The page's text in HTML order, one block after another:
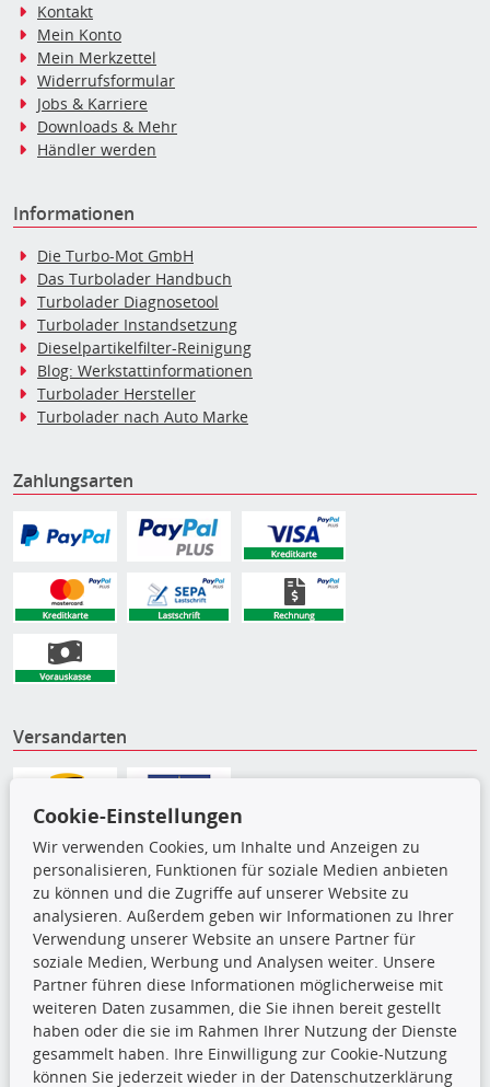
Kontakt
Mein Konto
Mein Merkzettel
Widerrufsformular
Jobs & Karriere
Downloads & Mehr
Händler werden
Informationen
Die Turbo-Mot GmbH
Das Turbolader Handbuch
Turbolader Diagnosetool
Turbolader Instandsetzung
Dieselpartikelfilter-Reinigung
Blog: Werkstattinformationen
Turbolader Hersteller
Turbolader nach Auto Marke
Zahlungsarten
Versandarten
Die hier angezeigten Daten,
insbesondere die gesamte Datenbank,
dürfen nicht kopiert werden. Es ist zu
unterlassen, die Daten oder die gesamte Datenbank ohne
Cookie-Einstellungen
Wir verwenden Cookies, um Inhalte und Anzeigen zu
personalisieren, Funktionen für soziale Medien anbieten
zu können und die Zugriffe auf unserer Website zu
analysieren. Außerdem geben wir Informationen zu Ihrer
Verwendung unserer Website an unsere Partner für
soziale Medien, Werbung und Analysen weiter. Unsere
Partner führen diese Informationen möglicherweise mit
weiteren Daten zusammen, die Sie ihnen bereit gestellt
haben oder die sie im Rahmen Ihrer Nutzung der Dienste
gesammelt haben. Ihre Einwilligung zur Cookie-Nutzung
können Sie jederzeit wieder in der Datenschutzerklärung